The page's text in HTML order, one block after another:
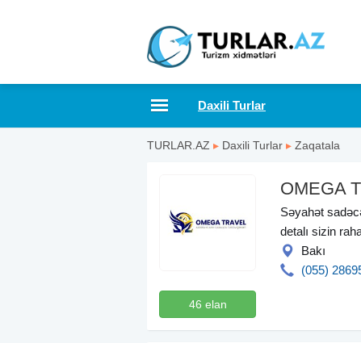
Daxili Turlar
TURLAR.AZ ▸ Daxili Turlar ▸ Zaqatala
46 elan
OMEGA
Səyahət
detalı sizin
Bakı
(055)